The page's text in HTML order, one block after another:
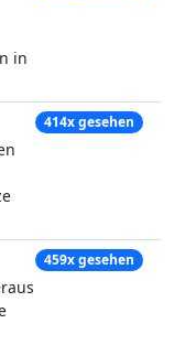
in
414x gesehen
459x gesehen